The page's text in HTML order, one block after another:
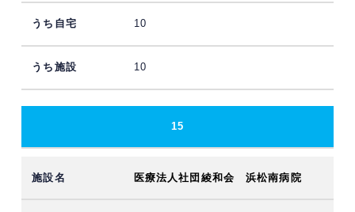
10
10
15
医療法人社団綾和会 浜松南病院